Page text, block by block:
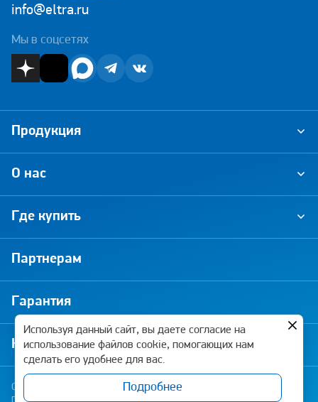
info@eltra.ru
Мы в соцсетях
О нас
Где купить
Партнерам
Гарантия
Новости и акции
Продукция
Copyright © 2026 Pramo-Electro. Все права защищены
Используя данный сайт, вы даете согласие на
использование файлов cookie, помогающих нам
сделать его удобнее для вас.
Подробнее